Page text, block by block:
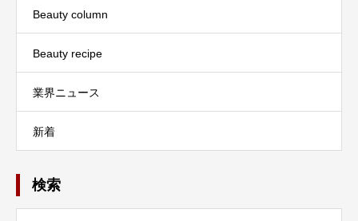
Beauty column
Beauty recipe
業界ニュース
新着
検索